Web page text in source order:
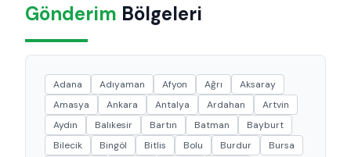
Gönderim Bölgeleri
Adana Adıyaman Afyon Ağrı
Aksaray
Amasya
Ankara Antalya Ardahan
Artvin
Aydın
Balıkesir Bartın Batman
Bayburt
Bilecik
Bingöl Bitlis Bolu Burdur
Bursa